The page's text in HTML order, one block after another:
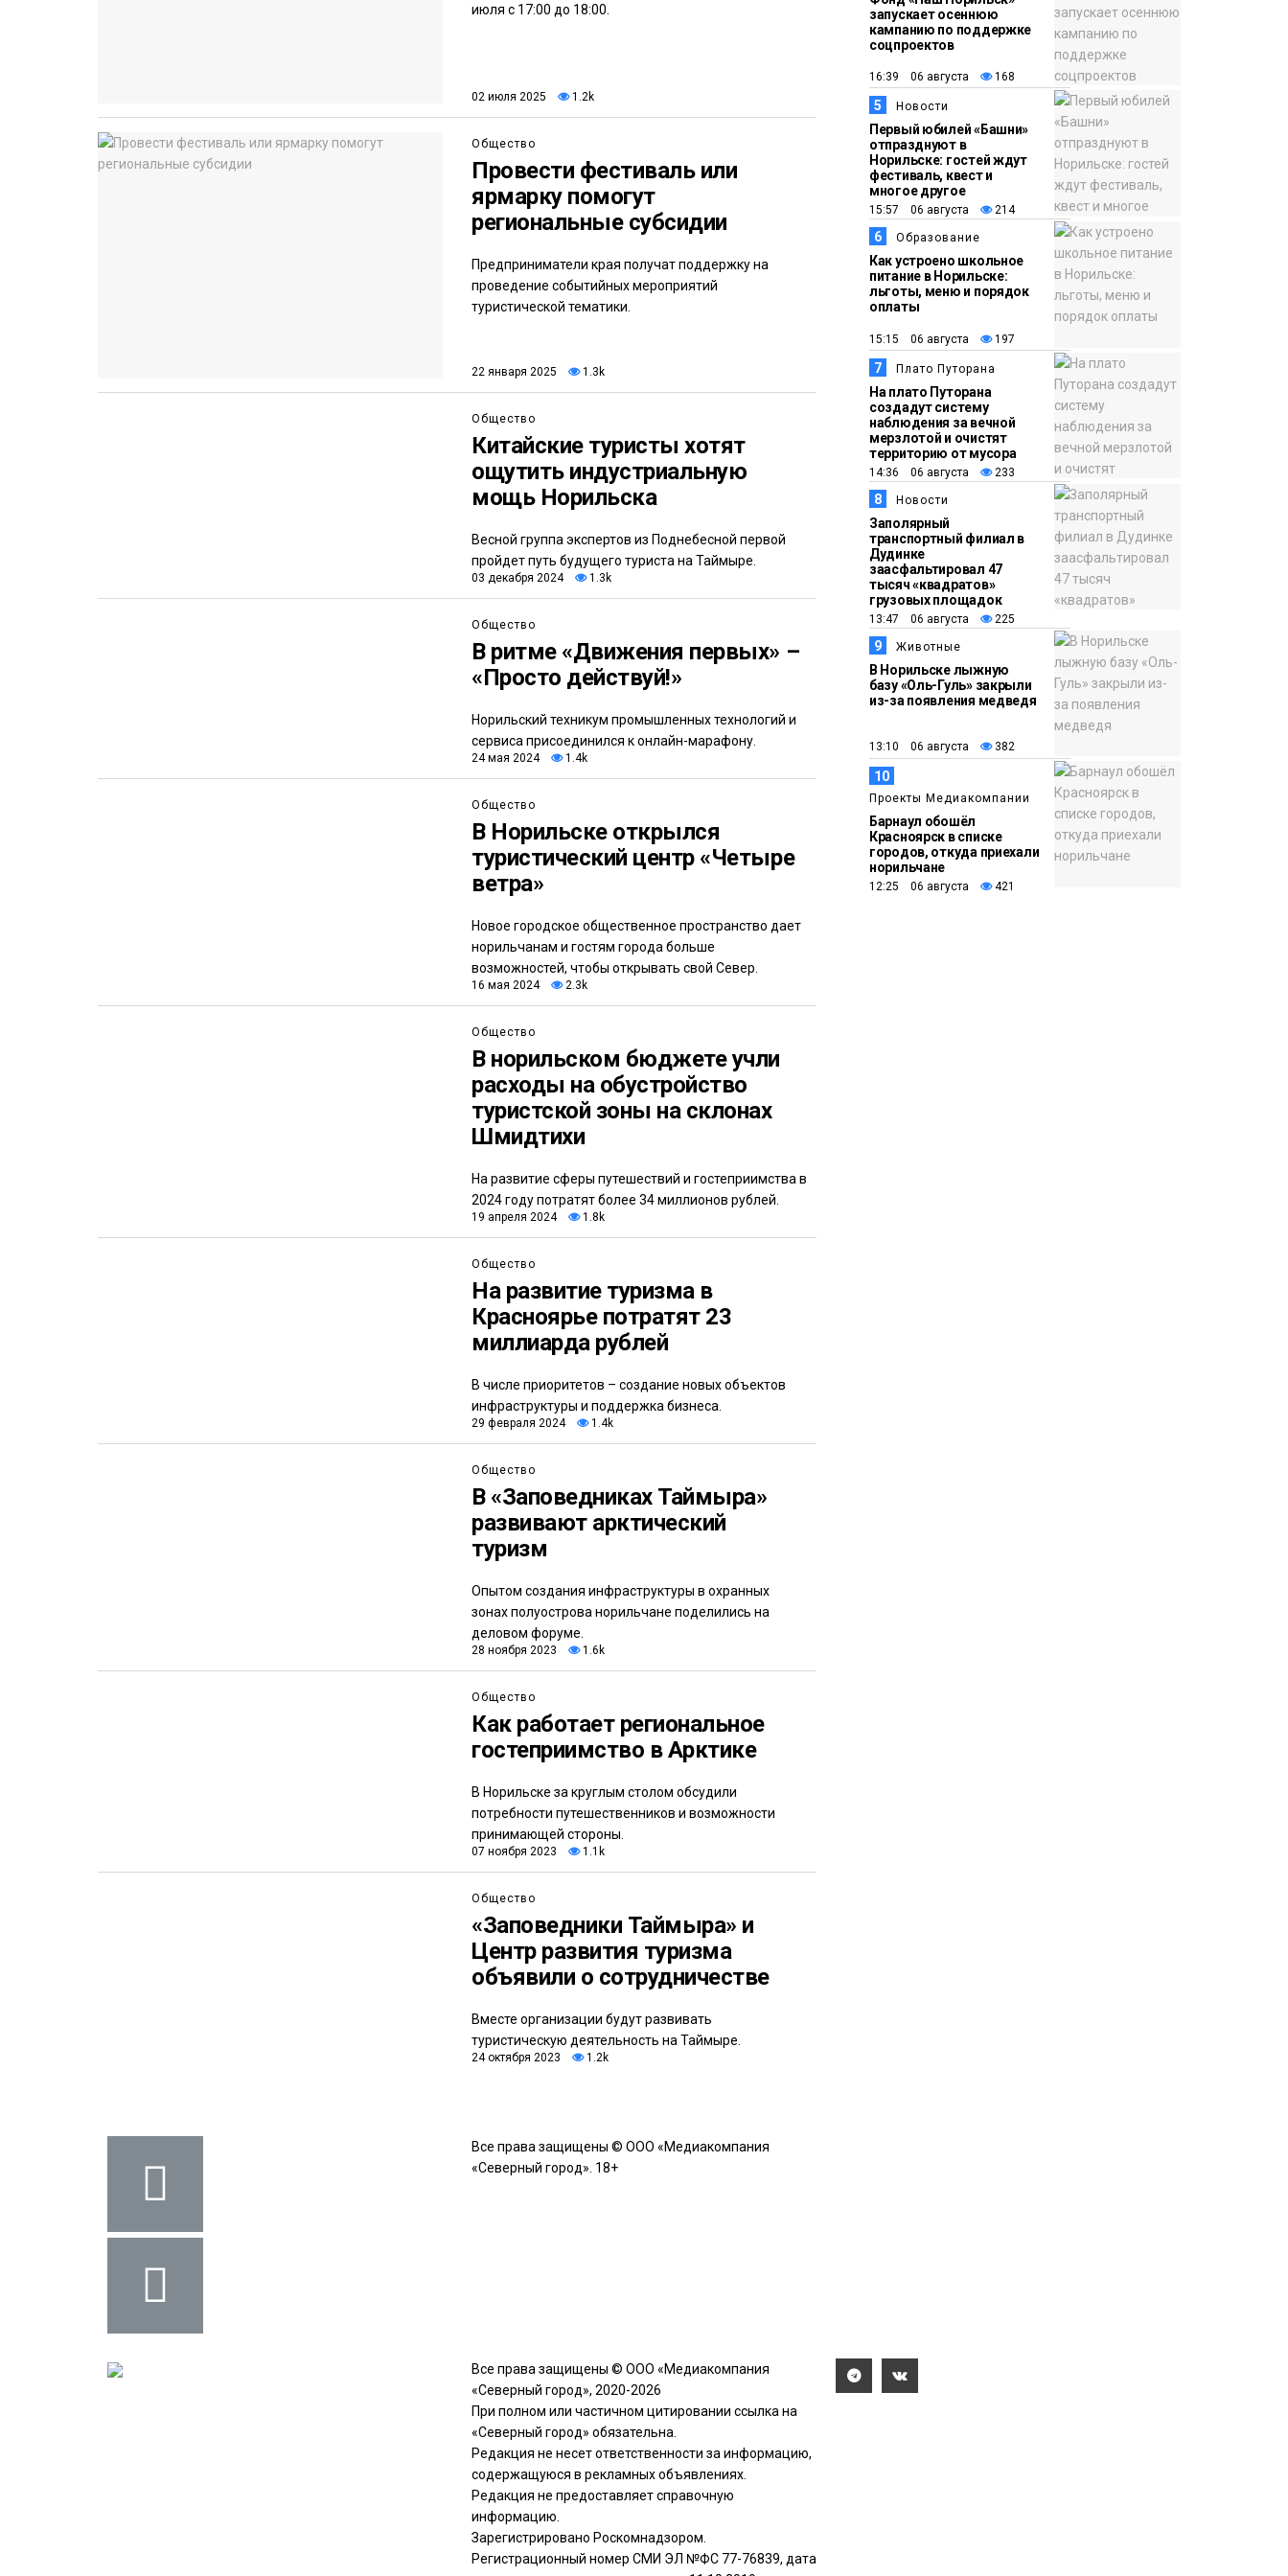
июля с 17:00 до 18:00.
02 июля 2025 1.2k
Общество
Провести фестиваль или
ярмарку помогут
региональные субсидии
Предприниматели края получат поддержку на
проведение событийных мероприятий
туристической тематики.
22 января 2025 1.3k
Общество
Китайские туристы хотят
ощутить индустриальную
мощь Норильска
Весной группа экспертов из Поднебесной первой
пройдет путь будущего туриста на Таймыре.
03 декабря 2024 1.3k
Общество
В ритме «Движения первых» –
«Просто действуй!»
Норильский техникум промышленных технологий и
сервиса присоединился к онлайн-марафону.
24 мая 2024 1.4k
Общество
В Норильске открылся
туристический центр «Четыре
ветра»
Новое городское общественное пространство дает
норильчанам и гостям города больше
возможностей, чтобы открывать свой Север.
16 мая 2024 2.3k
Общество
В норильском бюджете учли
расходы на обустройство
туристской зоны на склонах
Шмидтихи
На развитие сферы путешествий и гостеприимства в
2024 году потратят более 34 миллионов рублей.
19 апреля 2024 1.8k
Общество
На развитие туризма в
Красноярье потратят 23
миллиарда рублей
В числе приоритетов – создание новых объектов
инфраструктуры и поддержка бизнеса.
29 февраля 2024 1.4k
Общество
В «Заповедниках Таймыра»
развивают арктический
туризм
Опытом создания инфраструктуры в охранных
зонах полуострова норильчане поделились на
деловом форуме.
28 ноября 2023 1.6k
Общество
Как работает региональное
гостеприимство в Арктике
В Норильске за круглым столом обсудили
потребности путешественников и возможности
принимающей стороны.
07 ноября 2023 1.1k
Общество
«Заповедники Таймыра» и
Центр развития туризма
объявили о сотрудничестве
Вместе организации будут развивать
туристическую деятельность на Таймыре.
24 октября 2023 1.2k
запускает осеннюю
кампанию по поддержке
соцпроектов
16:39 06 августа 168
5 Новости
Первый юбилей «Башни»
отпразднуют в
Норильске: гостей ждут
фестиваль, квест и
многое другое
15:57 06 августа 214
6 Образование
Как устроено школьное
питание в Норильске:
льготы, меню и порядок
оплаты
15:15 06 августа 197
7 Плато Путорана
На плато Путорана
создадут систему
наблюдения за вечной
мерзлотой и очистят
территорию от мусора
14:36 06 августа 233
8 Новости
Заполярный
транспортный филиал в
Дудинке
заасфальтировал 47
тысяч «квадратов»
грузовых площадок
13:47 06 августа 225
9 Животные
В Норильске лыжную
базу «Оль-Гуль» закрыли
из-за появления медведя
13:10 06 августа 382
10
Проекты Медиакомпании
Барнаул обошёл
Красноярск в списке
городов, откуда приехали
норильчане
12:25 06 августа 421
Все права защищены © ООО «Медиакомпания
«Северный город». 18+
Все права защищены © ООО «Медиакомпания
«Северный город», 2020-2026
При полном или частичном цитировании ссылка на
«Северный город» обязательна.
Редакция не несет ответственности за информацию,
содержащуюся в рекламных объявлениях.
Редакция не предоставляет справочную
информацию.
Зарегистрировано Роскомнадзором.
Регистрационный номер СМИ ЭЛ №ФС 77-76839, дата